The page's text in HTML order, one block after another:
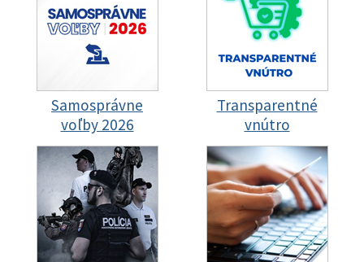
Samosprávne
voľby 2026
Transparentné
vnútro